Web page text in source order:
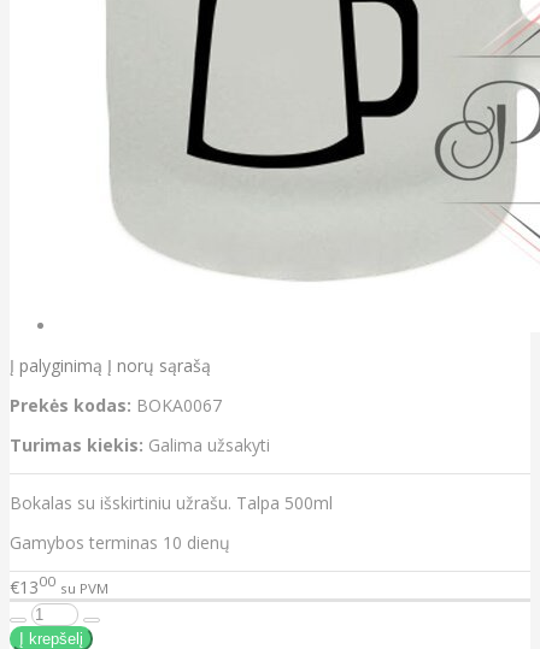
Į palyginimą Į norų sąrašą
Prekės kodas: BOKA0067
Turimas kiekis: Galima užsakyti
Bokalas su išskirtiniu užrašu. Talpa 500ml
Gamybos terminas 10 dienų
€1300 su PVM